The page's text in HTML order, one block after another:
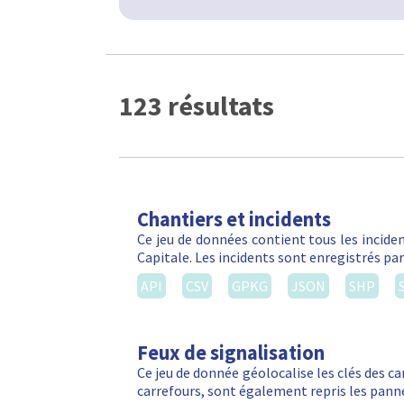
123 résultats
Chantiers et incidents
Ce jeu de données contient tous les
Capitale. Les incidents sont enregistrés
API
CSV GPKG JSON SHP
Feux de signalisation
Ce jeu de donnée géolocalise les clés des
carrefours, sont également repris les